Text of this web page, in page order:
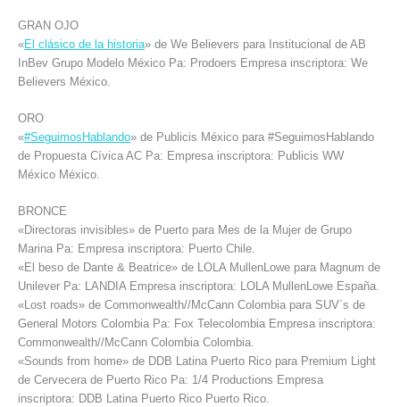
GRAN OJO
«El clásico de la historia» de We Believers para Institucional de AB
InBev Grupo Modelo México Pa: Prodoers Empresa inscriptora: We
Believers México.
ORO
«#SeguimosHablando» de Publicis México para #SeguimosHablando
de Propuesta Cívica AC Pa: Empresa inscriptora: Publicis WW
México México.
BRONCE
«Directoras invisibles» de Puerto para Mes de la Mujer de Grupo
Marina Pa: Empresa inscriptora: Puerto Chile.
«El beso de Dante & Beatrice» de LOLA MullenLowe para Magnum de
Unilever Pa: LANDIA Empresa inscriptora: LOLA MullenLowe España.
«Lost roads» de Commonwealth//McCann Colombia para SUV´s de
General Motors Colombia Pa: Fox Telecolombia Empresa inscriptora:
Commonwealth//McCann Colombia Colombia.
«Sounds from home» de DDB Latina Puerto Rico para Premium Light
de Cervecera de Puerto Rico Pa: 1/4 Productions Empresa
inscriptora: DDB Latina Puerto Rico Puerto Rico.